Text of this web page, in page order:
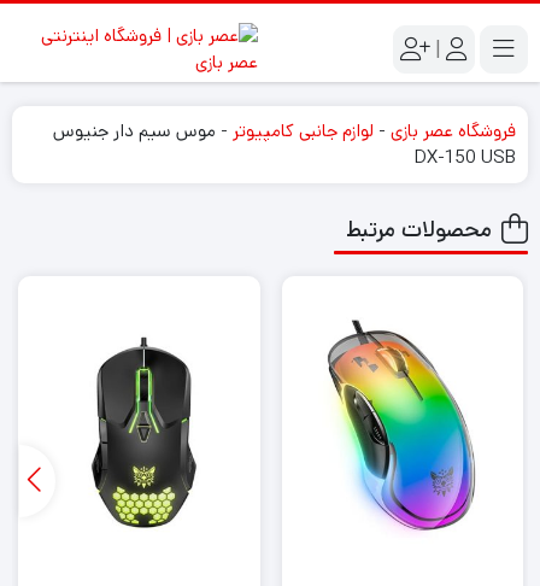
|
فروشگاه عصر بازی - لوازم جانبی کامپیوتر - موس سیم دار جنیوس
DX-150 USB
محصولات مرتبط